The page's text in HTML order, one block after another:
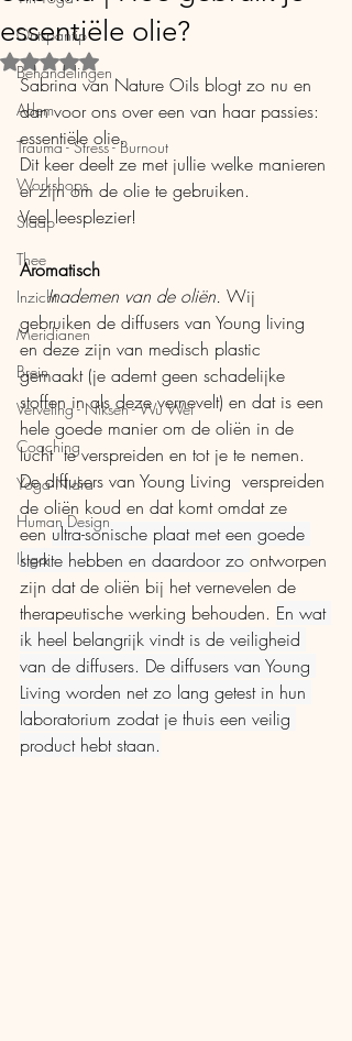
Ontspantip
Behandelingen
Adem
Trauma - Stress - Burnout
Workshops
Slaap
Thee
Inzicht
Meridianen
Brein
Verveling - Niksen - Wu Wei
Coaching
Yoga Nidra
Human Design
Ikigai
essentiële olie?
Beoordeeld met NaN uit 5 sterren.
Sabrina van Nature Oils blogt zo nu en
dan voor ons over een van haar passies:
essentiële olie.
Dit keer deelt ze met jullie welke manieren
er zijn om de olie te gebruiken.
Veel leesplezier!
Aromatisch
  Inademen van de oliën.
Wij
gebruiken de diffusers van Young living
en deze zijn van medisch plastic
gemaakt (je ademt geen schadelijke
stoffen in als deze vernevelt) en dat is een
hele goede manier om de oliën in de
lucht  te verspreiden en tot je te nemen.
De diffusers van Young Living  verspreiden
de oliën koud en dat komt omdat ze
een ultra-sonische plaat met een goede
sterkte hebben en daardoor zo ontworpen
zijn dat de oliën bij het vernevelen de
therapeutische werking behouden. En wat
ik heel belangrijk vindt is de veiligheid
van de diffusers. De diffusers van Young
Living worden net zo lang getest in hun
laboratorium zodat je thuis een veilig
product hebt staan.